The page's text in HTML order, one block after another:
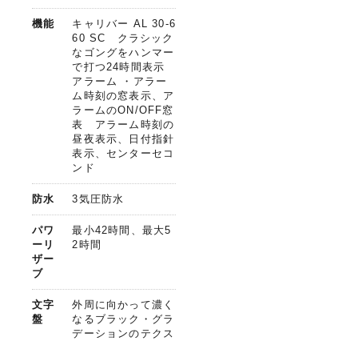
機能
キャリバー AL 30-6
60 SC クラシック
なゴングをハンマー
で打つ24時間表示
アラーム ・アラー
ム時刻の窓表示、ア
ラームのON/OFF窓
表 アラーム時刻の
昼夜表示、日付指針
表示、センターセコ
ンド
防水 3気圧防水
パワ
ーリ
ザー
ブ
最小42時間、最大5
2時間
文字
盤
外周に向かって濃く
なるブラック・グラ
デーションのテクス